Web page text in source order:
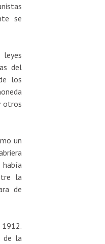
se
leyes
del
los
otros
un
había
la
de
1912.
de la